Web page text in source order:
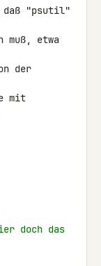
daß "psutil"
etwa
der
mit
doch das